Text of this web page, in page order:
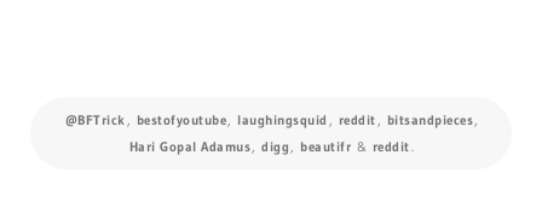
@BFTrick , bestofyoutube, laughingsquid , reddit , bitsandpieces,
Hari Gopal Adamus, digg , beautifr & reddit.